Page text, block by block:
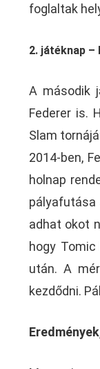
foglaltak
2. játéknap –
A második
Federer is.
Slam
2014-ben,
holnap
pályafutása
adhat okot
hogy
után. A
kezdődni.